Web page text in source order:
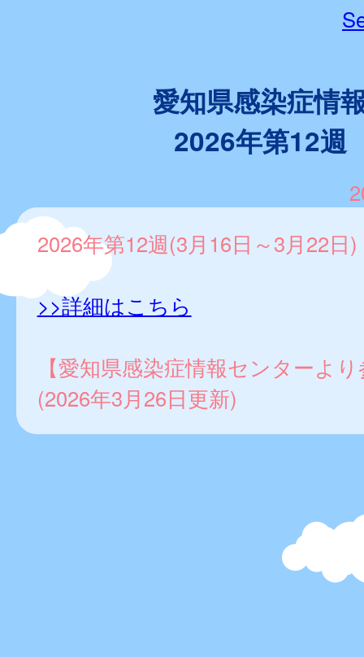
愛知県感染症情
2026年第12週
2026年第12週(3月16日～3月22日)
>>詳細はこちら
【愛知県感染症情報センターよ
(2026年3月26日更新)